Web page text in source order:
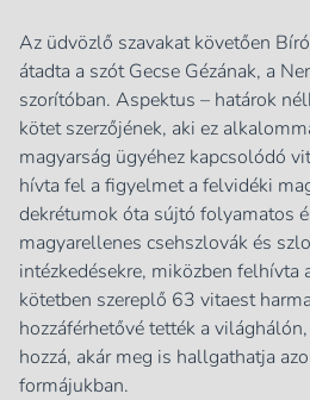
Az üdvözlő szavakat követően
átadta a szót Gecse Gézának, a
szorítóban. Aspektus – határok
kötet szerzőjének, aki ez
magyarság ügyéhez kapcsolódó
hívta fel a figyelmet a felvidéki
dekrétumok óta sújtó folyamatos
magyarellenes csehszlovák és
intézkedésekre, miközben felhívta
kötetben szereplő 63 vitaest
hozzáférhetővé tették a
hozzá, akár meg is hallgathatja
formájukban.